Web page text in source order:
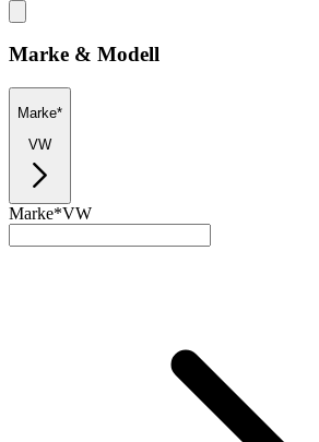
Marke & Modell
Marke*
VW
Marke*VW